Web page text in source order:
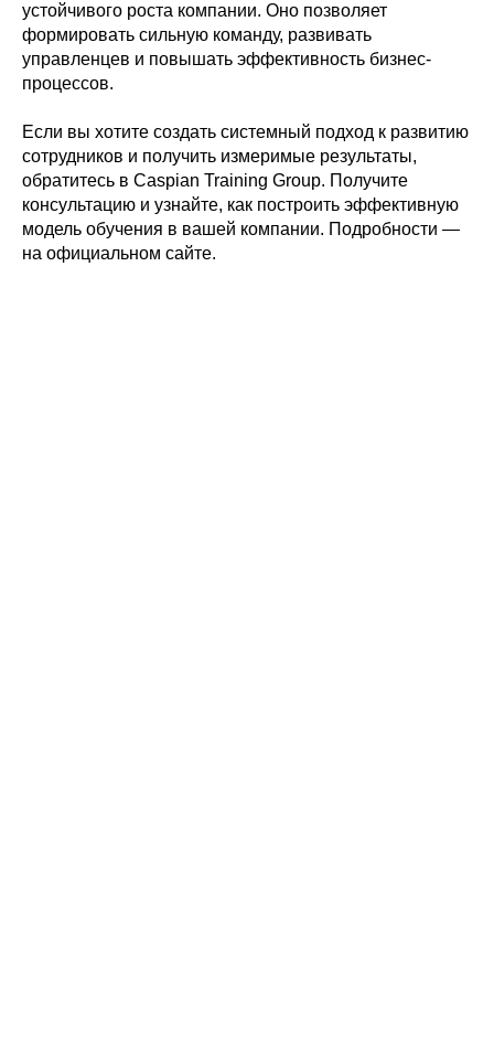
устойчивого роста компании. Оно позволяет
формировать сильную команду, развивать
управленцев и повышать эффективность бизнес-
процессов.
Если вы хотите создать системный подход к развитию
сотрудников и получить измеримые результаты,
обратитесь в Caspian Training Group. Получите
консультацию и узнайте, как построить эффективную
модель обучения в вашей компании. Подробности —
на официальном сайте.